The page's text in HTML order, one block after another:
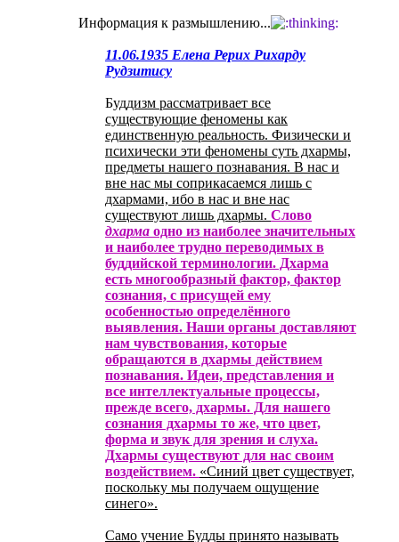
Информация к размышлению...
11.06.1935 Елена Рерих Рихарду
Рудзитису
Буддизм рассматривает все
существующие феномены как
единственную реальность. Физически и
психически эти феномены суть дхармы,
предметы нашего познавания. В нас и
вне нас мы соприкасаемся лишь с
дхармами, ибо в нас и вне нас
существуют лишь дхармы. Слово
дхарма одно из наиболее значительных
и наиболее трудно переводимых в
буддийской терминологии. Дхарма
есть многообразный фактор, фактор
сознания, с присущей ему
особенностью определённого
выявления. Наши органы доставляют
нам чувствования, которые
обращаются в дхармы действием
познавания. Идеи, представления и
все интеллектуальные процессы,
прежде всего, дхармы. Для нашего
сознания дхармы то же, что цвет,
форма и звук для зрения и слуха.
Дхармы существуют для нас своим
воздействием. «Синий цвет существует,
поскольку мы получаем ощущение
синего».
Само учение Будды принято называть